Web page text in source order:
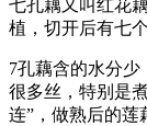
七孔藕又叫红花
植，切开后有七
7孔藕含的水分
很多丝，特别是
连”，做熟后的莲